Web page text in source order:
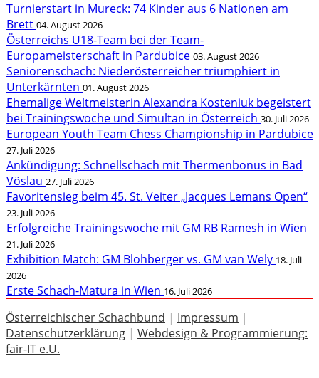
Turnierstart in Mureck: 74 Kinder aus 6 Nationen am
Brett 04. August 2026
Österreichs U18-Team bei der Team-
Europameisterschaft in Pardubice 03. August 2026
Seniorenschach: Niederösterreicher triumphiert in
Unterkärnten 01. August 2026
Ehemalige Weltmeisterin Alexandra Kosteniuk begeistert
bei Trainingswoche und Simultan in Österreich 30. Juli 2026
European Youth Team Chess Championship in Pardubice
27. Juli 2026
Ankündigung: Schnellschach mit Thermenbonus in Bad
Vöslau 27. Juli 2026
Favoritensieg beim 45. St. Veiter „Jacques Lemans Open“
23. Juli 2026
Erfolgreiche Trainingswoche mit GM RB Ramesh in Wien
21. Juli 2026
Exhibition Match: GM Blohberger vs. GM van Wely 18. Juli
2026
Erste Schach-Matura in Wien 16. Juli 2026
Österreichischer Schachbund | Impressum |
Datenschutzerklärung | Webdesign & Programmierung:
fair-IT e.U.